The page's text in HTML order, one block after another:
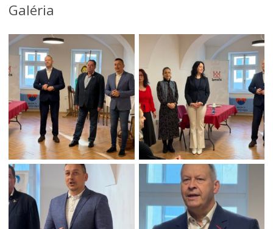
Galéria
v
e
C
o
n
p
ä
ť
o
ž
i
l
v
L
e